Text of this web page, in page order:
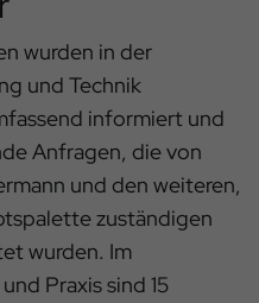
wurden in der
und Technik
informiert und
Anfragen, die von
und den weiteren,
zuständigen
wurden. Im
Praxis sind 15